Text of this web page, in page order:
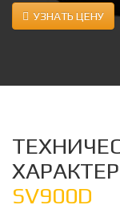
УЗНАТЬ ЦЕНУ
SV900D